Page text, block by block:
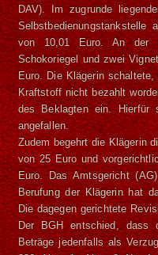
DAV). Im zugrunde
von 10,01 Euro. An der
Schokoriegel und zwei
Euro. Die Klägerin
Kraftstoff nicht bezahlt
des Beklagten ein.
angefallen.
Zudem begehrt die Klägerin
von 25 Euro und
Euro. Das Amtsgericht
Berufung der Klägerin hat
Die dagegen gerichtete
Der BGH entschied, dass
Beträge jedenfalls als